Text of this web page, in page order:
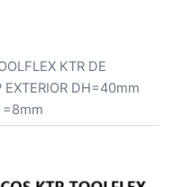
KTR DE
EXTERIOR DH=40mm
=8mm